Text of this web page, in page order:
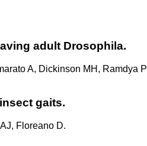
adult Drosophila.
A, Dickinson MH, Ramdya P
gaits.
Floreano D.